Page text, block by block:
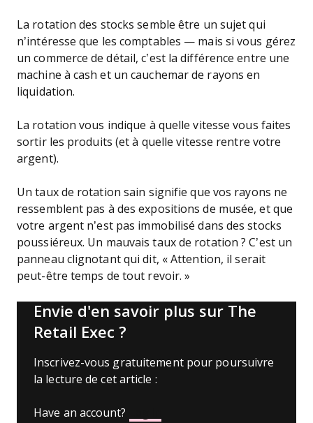
La rotation des stocks semble être un sujet qui
n’intéresse que les comptables — mais si vous gérez
un commerce de détail, c’est la différence entre une
machine à cash et un cauchemar de rayons en
liquidation.
La rotation vous indique à quelle vitesse vous faites
sortir les produits (et à quelle vitesse rentre votre
argent).
Un taux de rotation sain signifie que vos rayons ne
ressemblent pas à des expositions de musée, et que
votre argent n’est pas immobilisé dans des stocks
poussiéreux. Un mauvais taux de rotation ? C’est un
panneau clignotant qui dit, « Attention, il serait
peut-être temps de tout revoir. »
Envie d'en savoir plus sur The
Retail Exec ?
Inscrivez-vous gratuitement pour poursuivre
la lecture de cet article :
Have an account?